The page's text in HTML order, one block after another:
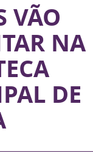
VÃO
NA
DE